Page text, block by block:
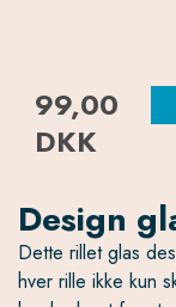
99,00
DKK
Design
Dette rillet glas
hver rille ikke kun